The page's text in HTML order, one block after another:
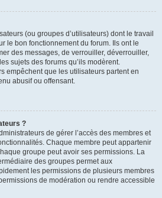
(ou groupes d’utilisateurs) dont le travail
le bon fonctionnement du forum. Ils ont le
des messages, de verrouiller, déverrouiller,
sujets des forums qu’ils modèrent.
empêchent que les utilisateurs partent en
abusif ou offensant.
?
de gérer l’accès des membres et
Chaque membre peut appartenir
groupe peut avoir ses permissions. La
des groupes permet aux
les permissions de plusieurs membres
de modération ou rendre accessible